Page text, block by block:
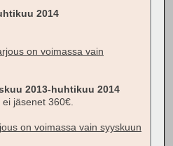
2014
on voimassa vain
2013-huhtikuu 2014
jäsenet 360€.
on voimassa vain syyskuun